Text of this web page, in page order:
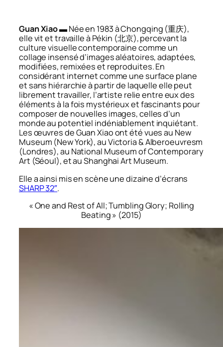
Guan Xiao▬ Née en 1983 à Chongqing (重庆),
elle vit et travaille à Pékin (北京), percevant la
culture visuelle contemporaine comme un
collage insensé d’images aléatoires, adaptées,
modifiées, remixées et reproduites. En
considérant internet comme une surface plane
et sans hiérarchie à partir de laquelle elle peut
librement travailler, l’artiste relie entre eux des
éléments à la fois mystérieux et fascinants pour
composer de nouvelles images, celles d’un
monde au potentiel indéniablement inquiétant.
Les œuvres de Guan Xiao ont été vues au New
Museum (New York), au Victoria & Alberoeuvresm
(Londres), au National Museum of Contemporary
Art (Séoul), et au Shanghai Art Museum.
Elle a ainsi mis en scène une dizaine d’écrans
SHARP 32″.
«One and Rest of All; Tumbling Glory; Rolling
Beating» (2015)